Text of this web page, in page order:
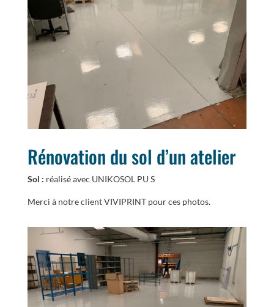
Rénovation du sol d’un atelier
Sol : réalisé avec UNIKOSOL PU S
Merci à notre client VIVIPRINT pour ces photos.